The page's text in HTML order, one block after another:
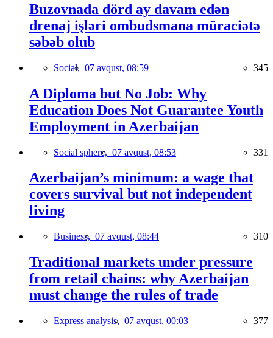
Buzovnada dörd ay davam edən
drenaj işləri ombudsmana müraciətə
səbəb olub
Social, 07 avqust, 08:59 345
A Diploma but No Job: Why
Education Does Not Guarantee Youth
Employment in Azerbaijan
Social sphere, 07 avqust, 08:53 331
Azerbaijan’s minimum: a wage that
covers survival but not independent
living
Business, 07 avqust, 08:44 310
Traditional markets under pressure
from retail chains: why Azerbaijan
must change the rules of trade
Express analysis, 07 avqust, 00:03 377